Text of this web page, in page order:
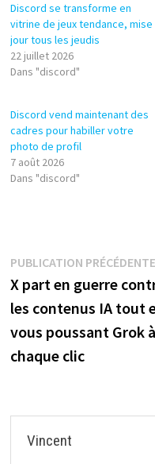
Discord se transforme en
vitrine de jeux tendance, mise
jour tous les jeudis
22 juillet 2026
Dans "discord"
Discord vend maintenant des
cadres pour habiller votre
photo de profil
7 août 2026
Dans "discord"
Navigation
de
l’article
PUBLICATION PRÉCÉDENTE
X part en guerre
les contenus IA tout
vous poussant Grok à
chaque clic
Vincent